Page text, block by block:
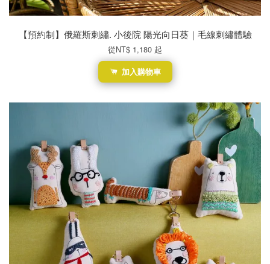
【預約制】俄羅斯刺繡. 小後院 陽光向日葵｜毛線刺繡體驗
從NT$ 1,180 起
加入購物車